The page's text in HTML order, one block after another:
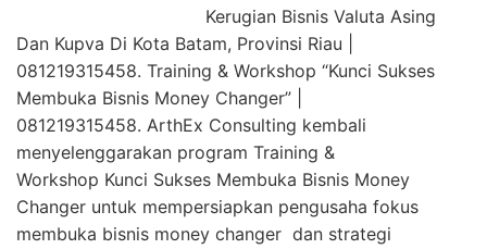
Kerugian Bisnis Valuta Asing
Dan Kupva Di Kota Batam, Provinsi Riau |
081219315458. Training & Workshop “Kunci Sukses
Membuka Bisnis Money Changer” |
081219315458. ArthEx Consulting kembali
menyelenggarakan program Training &
Workshop Kunci Sukses Membuka Bisnis Money
Changer untuk mempersiapkan pengusaha fokus
membuka bisnis money changer dan strategi